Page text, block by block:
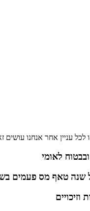
עניין אחר אנחנו עושים
לאומי
שנה טאף מס פעמים